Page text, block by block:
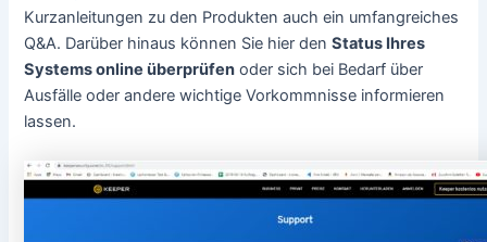
Kurzanleitungen zu den Produkten auch ein umfangreiches
Q&A. Darüber hinaus können Sie hier denStatus Ihres
Systems online überprüfen oder sich bei Bedarf über
Ausfälle oder andere wichtige Vorkommnisse informieren
lassen.